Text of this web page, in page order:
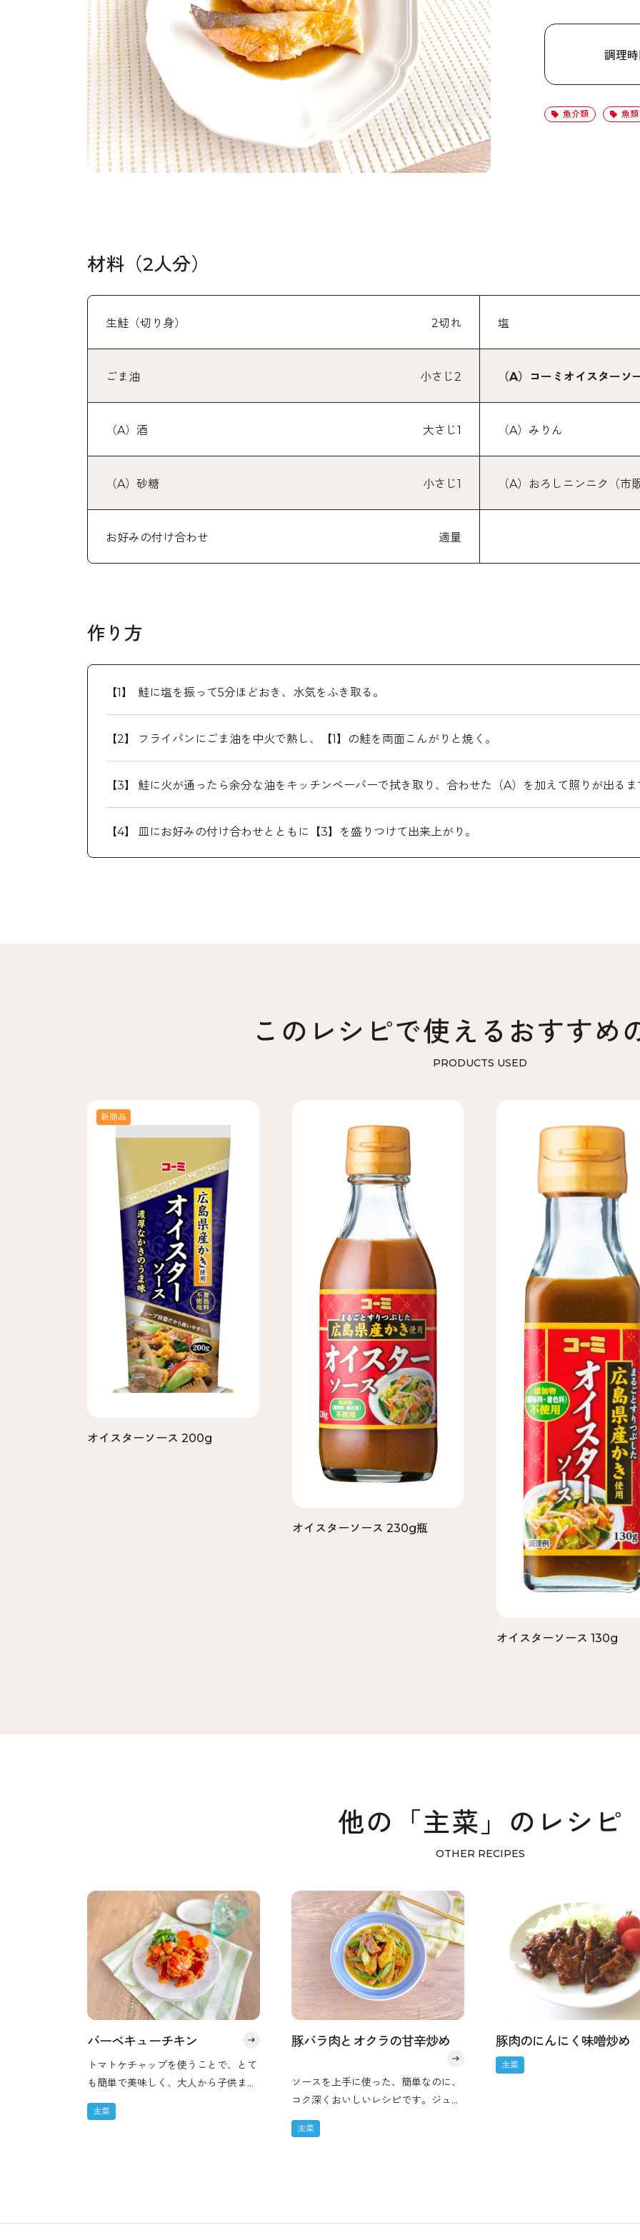
調理
魚介類 魚類
材料（2人分）
生鮭（切り身） 2切れ 塩
ごま油 小さじ2 （A）コーミオイスターソ
（A）酒 大さじ1 （A）みりん
（A）砂糖 小さじ1 （A）おろしニンニク（市
お好みの付け合わせ 適量
作り方
鮭に塩を振って5分ほどおき、水気をふき取る。
フライパンにごま油を中火で熱し、【1】の鮭を両面こんがりと焼く。
鮭に火が通ったら余分な油をキッチンペーパーで拭き取り、合わせた（A）を加えて照りが出る
皿にお好みの付け合わせとともに【3】を盛りつけて出来上がり。
このレシピで使える おすすめ
PRODUCTS USED
新商品
オイスターソース 200g
オイスターソース 230g瓶
オイスターソース 130g
他の「主菜」のレシピ
OTHER RECIPES
バーベキューチキン
トマトケチャップを使うことで、とて
も簡単で美味しく、大人から子供まで
大好きな味に仕上がります。ご飯のお
かずとしても、お酒のおつまみとして
主菜
豚バラ肉とオクラの甘辛炒め
ソースを上手に使った、簡単なのに、
コク深くおいしいレシピです。ジュー
シーな豚バラ肉にオクラの食感がアク
セントに！甘辛くすっきりとした味わ
主菜
豚肉のにんにく味噌炒め
主菜